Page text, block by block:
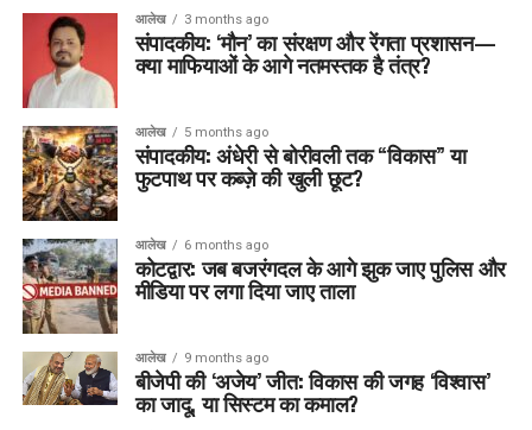
आलेख 3 months ago
संपादकीय: ‘मौन’ का संरक्षण और रेंगता प्रशासन—
क्या माफियाओं के आगे नतमस्तक है तंत्र?
आलेख 5 months ago
संपादकीय: अंधेरी से बोरीवली तक “विकास” या
फुटपाथ पर कब्ज़े की खुली छूट?
आलेख 6 months ago
कोटद्वार: जब बजरंगदल के आगे झुक जाए पुलिस और
मीडिया पर लगा दिया जाए ताला
आलेख 9 months ago
बीजेपी की ‘अजेय’ जीत: विकास की जगह ‘विश्वास’
का जादू, या सिस्टम का कमाल?